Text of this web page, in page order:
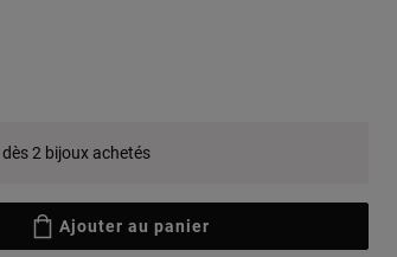
2 bijoux achetés
Ajouter au panier